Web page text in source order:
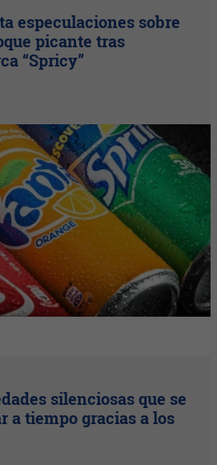
especulaciones sobre
picante tras
“Spricy”
silenciosas que se
a tiempo gracias a los